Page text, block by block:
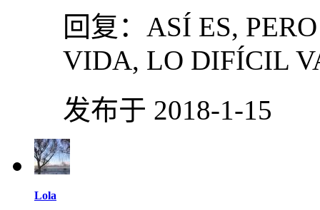
回复： ASÍ ES,
VIDA, LO DIFÍCIL
发布于 2018-1-15
Lola